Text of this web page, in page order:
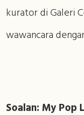
kurator di Galeri
wawancara
Soalan: My Pop